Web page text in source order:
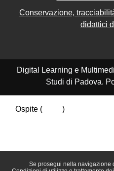
Se prosegui nella navigazione
Conservazione,
didattici
Digital Learning e
Studi di Padova.
Ospite (
)